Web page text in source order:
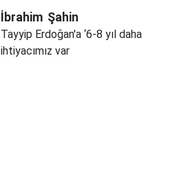
İbrahim Şahin
Tayyip Erdoğan'a ‘6-8 yıl daha
ihtiyacımız var